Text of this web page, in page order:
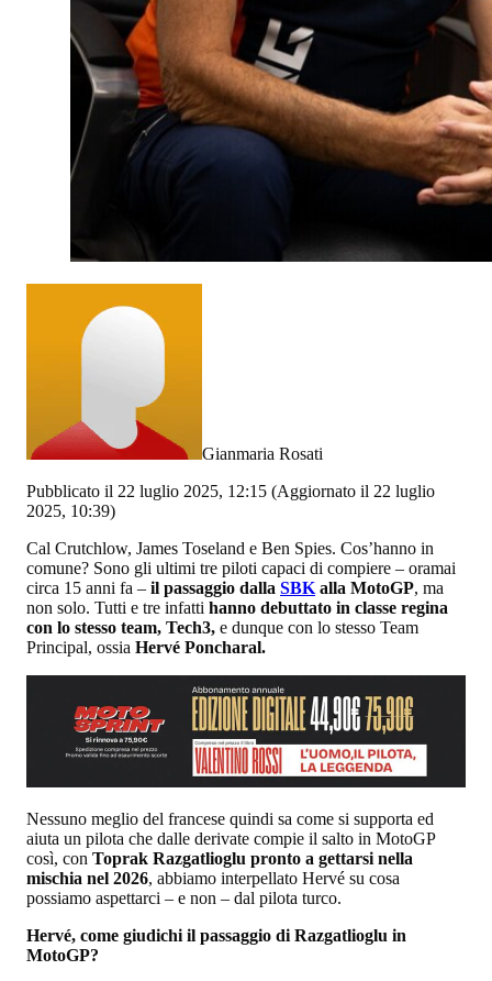
Gianmaria Rosati
Pubblicato il 22 luglio 2025, 12:15 (Aggiornato il 22 luglio
2025, 10:39)
Cal Crutchlow, James Toseland e Ben Spies. Cos’hanno in
comune? Sono gli ultimi tre piloti capaci di compiere – oramai
circa 15 anni fa – il passaggio dalla SBK alla MotoGP, ma
non solo. Tutti e tre infatti hanno debuttato in classe regina
con lo stesso team, Tech3, e dunque con lo stesso Team
Principal, ossia Hervé Poncharal.
Nessuno meglio del francese quindi sa come si supporta ed
aiuta un pilota che dalle derivate compie il salto in MotoGP
così, con Toprak Razgatlioglu pronto a gettarsi nella
mischia nel 2026, abbiamo interpellato Hervé su cosa
possiamo aspettarci – e non – dal pilota turco.
Hervé, come giudichi il passaggio di Razgatlioglu in
MotoGP?